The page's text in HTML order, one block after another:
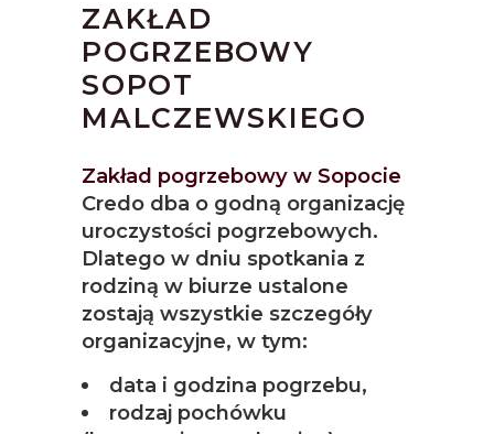
ZAKŁAD
POGRZEBOWY
SOPOT
MALCZEWSKIEGO
Zakład pogrzebowy w Sopocie
Credo dba o godną organizację
uroczystości pogrzebowych.
Dlatego w dniu spotkania z
rodziną w biurze ustalone
zostają wszystkie szczegóły
organizacyjne, w tym:
data i godzina pogrzebu,
rodzaj pochówku